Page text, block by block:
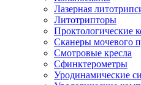
Лазерная
Литотрипторы
Проктологические
Сканеры мочевого
Смотровые кресла
Сфинктерометры
Уродинамические